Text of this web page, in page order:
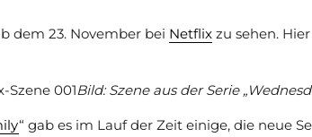
dem 23. November bei Netflix zu sehen.
Bild: Szene aus der Serie
“ gab es im Lauf der Zeit einige, die neue